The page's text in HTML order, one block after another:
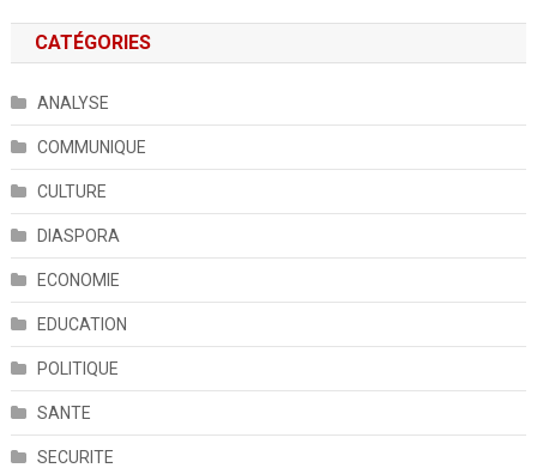
CATÉGORIES
ANALYSE
COMMUNIQUE
CULTURE
DIASPORA
ECONOMIE
EDUCATION
POLITIQUE
SANTE
SECURITE